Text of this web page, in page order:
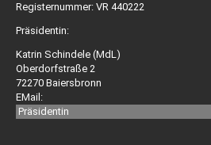
Fotogalerie
Downloads
Registernummer: VR 440222
Präsidentin:
Katrin Schindele (MdL)
Oberdorfstraße 2
72270 Baiersbronn
EMail:
Präsidentin